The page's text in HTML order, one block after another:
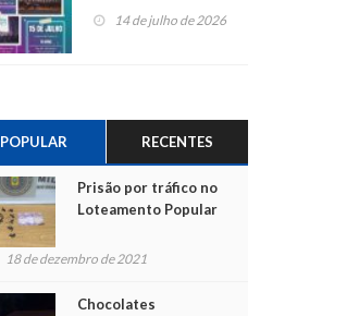
Centro de Cultura de
14 de julho de 2026
POPULAR RECENTES
Prisão por tráfico no
Loteamento Popular
18 de dezembro de 2021
Chocolates